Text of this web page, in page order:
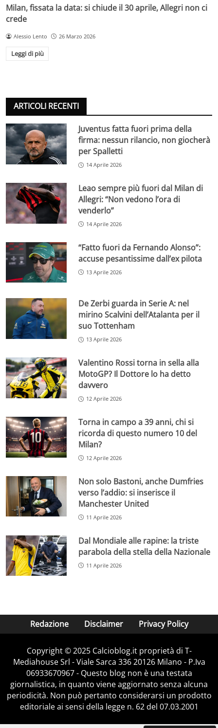
Milan, fissata la data: si chiude il 30 aprile, Allegri non ci
crede
Alessio Lento 26 Marzo 2026
Leggi di più
ARTICOLI RECENTI
Juventus fatta fuori prima della
firma: nessun rilancio, non giocherà
per Spalletti
14 Aprile 2026
Leao sempre più fuori dal Milan di
Allegri: “Non vedono l’ora di
venderlo”
14 Aprile 2026
“Fatto fuori da Fernando Alonso”:
accuse pesantissime dall’ex pilota
13 Aprile 2026
De Zerbi guarda in Serie A: nel
mirino Scalvini dell’Atalanta per il
suo Tottenham
13 Aprile 2026
Valentino Rossi torna in sella alla
MotoGP? Il Dottore lo ha detto
davvero
12 Aprile 2026
Torna in campo a 39 anni, chi si
ricorda di questo numero 10 del
Milan?
12 Aprile 2026
Non solo Bastoni, anche Dumfries
verso l’addio: si inserisce il
Manchester United
11 Aprile 2026
Dal Mondiale alle rapine: la triste
parabola della stella della Nazionale
11 Aprile 2026
Redazione Disclaimer Privacy Policy
Copyright © 2025 Calcioblog.it proprietà di T-
Mediahouse Srl - Viale Sarca 336 20126 Milano - P.Iva
06933670967 - Questo blog non è una testata
giornalistica, in quanto viene aggiornato senza alcuna
periodicità. Non può pertanto considerarsi un prodotto
editoriale ai sensi della legge n. 62 del 07.03.2001